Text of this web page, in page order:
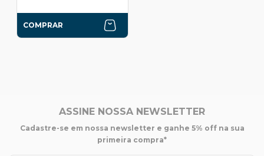
COMPRAR
ASSINE NOSSA NEWSLETTER
Cadastre-se em nossa newsletter e ganhe 5% off na sua
primeira compra*